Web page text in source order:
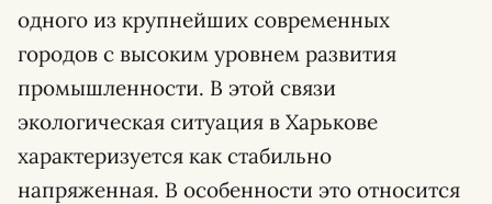
одного из крупнейших современных
городов с высоким уровнем развития
промышленности. В этой связи
экологическая ситуация в Харькове
характеризуется как стабильно
напряженная. В особенности это относится